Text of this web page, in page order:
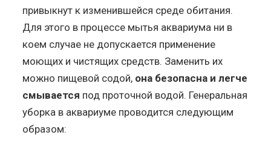
привыкнут к изменившейся среде обитания.
Для этого в процессе мытья аквариума ни в
коем случае не допускается применение
моющих и чистящих средств. Заменить их
можно пищевой содой, она безопасна и легче
смывается под проточной водой. Генеральная
уборка в аквариуме проводится следующим
образом: